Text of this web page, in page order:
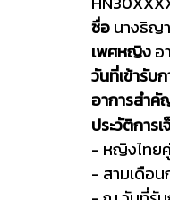
ชื่อนางธิญ
เพศหญิงอ
วันที่เข้ารับ
อาการสำ
ประวัติการ
- หญิงไทย
- สามเดือ